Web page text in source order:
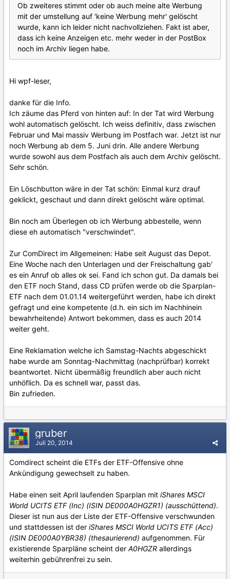
Ob zweiteres stimmt oder ob auch meine alte Werbung
mit der umstellung auf 'keine Werbung mehr' gelöscht
wurde, kann ich leider nicht nachvollziehen. Fakt ist aber,
dass ich keine Anzeigen etc. mehr weder in der PostBox
noch im Archiv liegen habe.
Hi wpf-leser,
danke für die Info.
Ich zäume das Pferd von hinten auf: In der Tat wird Werbung
wohl automatisch gelöscht. Ich weiss definitiv, dass zwischen
Februar und Mai massiv Werbung im Postfach war. Jetzt ist nur
noch Werbung ab dem 5. Juni drin. Alle andere Werbung
wurde sowohl aus dem Postfach als auch dem Archiv gelöscht.
Sehr schön.
Ein Löschbutton wäre in der Tat schön: Einmal kurz drauf
geklickt, geschaut und dann direkt gelöscht wäre optimal.
Bin noch am Überlegen ob ich Werbung abbestelle, wenn
diese eh automatisch "verschwindet".
Zur ComDirect im Allgemeinen: Habe seit August das Depot.
Eine Woche nach den Unterlagen und der Freischaltung gab'
es ein Anruf ob alles ok sei. Fand ich schon gut. Da damals bei
den ETF noch Stand, dass CD prüfen werde ob die Sparplan-
ETF nach dem 01.01.14 weitergeführt werden, habe ich direkt
gefragt und eine kompetente (d.h. ein sich im Nachhinein
bewahrheitende) Antwort bekommen, dass es auch 2014
weiter geht.
Eine Reklamation welche ich Samstag-Nachts abgeschickt
habe wurde am Sonntag-Nachmittag (nachprüfbar) korrekt
beantwortet. Nicht übermäßig freundlich aber auch nicht
unhöflich. Da es schnell war, passt das.
Bin zufrieden.
gruber
Juli 20, 2014
Comdirect scheint die ETFs der ETF-Offensive ohne
Ankündigung gewechselt zu haben.
Habe einen seit April laufenden Sparplan mit iShares MSCI
World UCITS ETF (Inc) (ISIN DE000A0HGZR1) (ausschüttend).
Dieser ist nun aus der Liste der ETF-Offensive verschwunden
und stattdessen ist der iShares MSCI World UCITS ETF (Acc)
(ISIN DE000A0YBR38) (thesaurierend) aufgenommen. Für
existierende Sparpläne scheint der A0HGZR allerdings
weiterhin gebührenfrei zu sein.